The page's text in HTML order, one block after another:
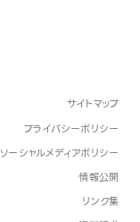
サイトマップ
プライバシーポリシー
ソーシャルメディアポリシー
情報公開
リンク集